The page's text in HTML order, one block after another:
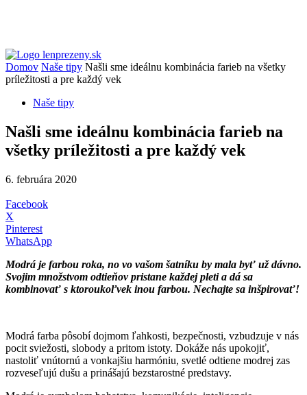
Domov Naše tipy Našli sme ideálnu kombinácia farieb na všetky
príležitosti a pre každý vek
Naše tipy
Našli sme ideálnu kombinácia farieb na
všetky príležitosti a pre každý vek
6. februára 2020
Facebook
X
Pinterest
WhatsApp
Modrá je farbou roka, no vo vašom šatníku by mala byť už dávno.
Svojim množstvom odtieňov pristane každej pleti a dá sa
kombinovať s ktoroukoľvek inou farbou. Nechajte sa inšpirovať!
Modrá farba pôsobí dojmom ľahkosti, bezpečnosti, vzbudzuje v nás
pocit sviežosti, slobody a pritom istoty. Dokáže nás upokojiť,
nastoliť vnútornú a vonkajšiu harmóniu, svetlé odtiene modrej zas
rozveseľujú dušu a prinášajú bezstarostné predstavy.